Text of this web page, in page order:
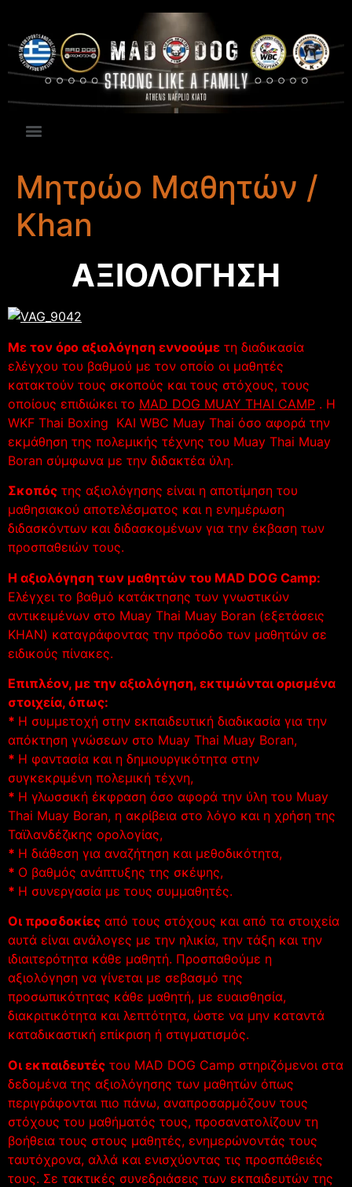
Μητρώο Μαθητών /
Khan
ΑΞΙΟΛΟΓΗΣΗ
Με τον όρο αξιολόγηση εννοούμε τη διαδικασία
ελέγχου του βαθμού με τον οποίο οι μαθητές
κατακτούν τους σκοπούς και τους στόχους, τους
οποίους επιδιώκει το MAD DOG MUAY THAI CAMP . H
WKF Thai Boxing ΚΑΙ WBC Muay Thai όσο αφορά την
εκμάθηση της πολεμικής τέχνης του Muay Thai Muay
Boran σύμφωνα με την διδακτέα ύλη.
Σκοπός της αξιολόγησης είναι η αποτίμηση του
μαθησιακού αποτελέσματος και η ενημέρωση
διδασκόντων και διδασκομένων για την έκβαση των
προσπαθειών τους.
Η αξιολόγηση των μαθητών του MAD DOG Camp:
Ελέγχει το βαθμό κατάκτησης των γνωστικών
αντικειμένων στο Μuay Thai Muay Boran (εξετάσεις
ΚΗΑΝ) καταγράφοντας την πρόοδο των μαθητών σε
ειδικούς πίνακες.
Επιπλέον, με την αξιολόγηση, εκτιμώνται ορισμένα
στοιχεία, όπως:
* Η συμμετοχή στην εκπαιδευτική διαδικασία για την
απόκτηση γνώσεων στο Muay Thai Muay Boran,
* Η φαντασία και η δημιουργικότητα στην
συγκεκριμένη πολεμική τέχνη,
* Η γλωσσική έκφραση όσο αφορά την ύλη του Muay
Thai Muay Boran, η ακρίβεια στο λόγο και η χρήση της
Ταϊλανδέζικης ορολογίας,
* Η διάθεση για αναζήτηση και μεθοδικότητα,
* Ο βαθμός ανάπτυξης της σκέψης,
* Η συνεργασία με τους συμμαθητές.
Οι προσδοκίες από τους στόχους και από τα στοιχεία
αυτά είναι ανάλογες με την ηλικία, την τάξη και την
ιδιαιτερότητα κάθε μαθητή. Προσπαθούμε η
αξιολόγηση να γίνεται με σεβασμό της
προσωπικότητας κάθε μαθητή, με ευαισθησία,
διακριτικότητα και λεπτότητα, ώστε να μην καταντά
καταδικαστική επίκριση ή στιγματισμός.
Οι εκπαιδευτές του ΜΑD DOG Camp στηριζόμενοι στα
δεδομένα της αξιολόγησης των μαθητών όπως
περιγράφονται πιο πάνω, αναπροσαρμόζουν τους
στόχους του μαθήματός τους, προσανατολίζουν τη
βοήθεια τους στους μαθητές, ενημερώνοντάς τους
ταυτόχρονα, αλλά και ενισχύοντας τις προσπάθειές
τους. Σε τακτικές συνεδριάσεις των εκπαιδευτών της